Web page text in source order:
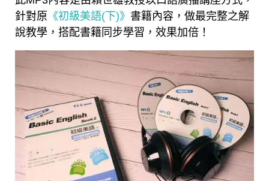
針對原 《初級美語(下)》 書籍內容，做最完整之解
說教學，搭配書籍同步學習，效果加倍！